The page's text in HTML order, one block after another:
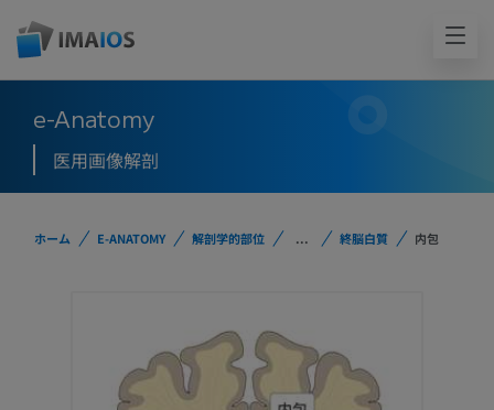
e-Anatomy
医用画像解剖
ホーム E-ANATOMY 解剖学的部位 ... 終脳白質 内包